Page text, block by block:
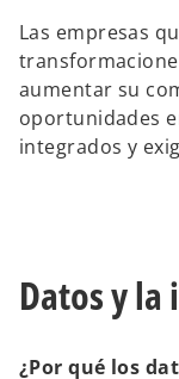
Las empresas
aumentar su
oportunidades
integrados y
Datos y
¿Por qué los